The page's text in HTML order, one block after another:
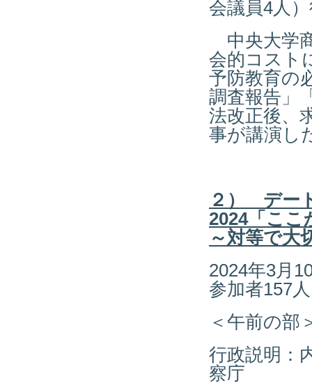
会議員4人
中央大学
会的コスト
予防教育の
調査報告」
法改正後、
事が講演し
２） デー
2024「こ
～対等で大
2024年3月
参加者157人
＜午前の部
行政説明：
察庁